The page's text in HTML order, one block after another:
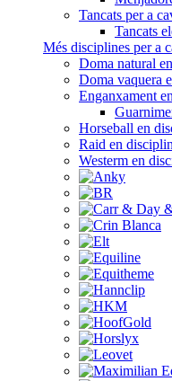
Tancats per a
Tancats
Més disciplines per a
Doma natural
Doma vaquera
Enganxament
Horseball en
Raid en
Westerm en